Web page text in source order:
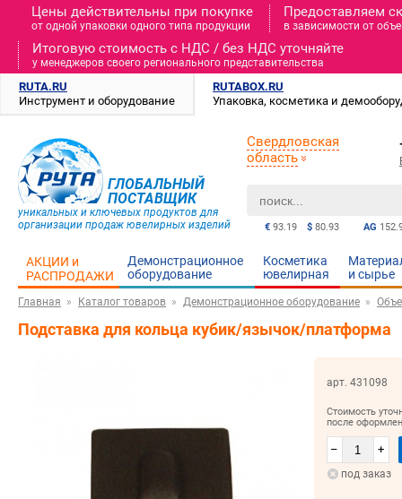
Цены действительны при покупке
от одной упаковки одного типа продукции
Предоставляем
в зависимости от
Итоговую стоимость c НДС / без НДС уточняйте
у менеджеров своего регионального представительства
RUTA.RU
Инструмент и оборудование
RUTABOX.RU
Упаковка, косметика и
ГЛОБАЛЬНЫЙ
ПОСТАВЩИК
уникальных и ключевых продуктов для
организации продаж ювелирных изделий
AG
€ 93.19 $ 80.93
Свердловская
область
АКЦИИ и
РАСПРОДАЖИ
Демонстрационное
оборудование
Косметика
ювелирная
и cырье
Главная Каталог товаров Демонстрационное оборудование
Подставка для кольца кубик/язычок/платформа
арт. 431098
Стоимость
после
– +
под заказ